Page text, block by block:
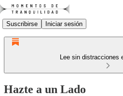
Suscribirse Iniciar sesión
Lee sin distracciones
Hazte a un Lado